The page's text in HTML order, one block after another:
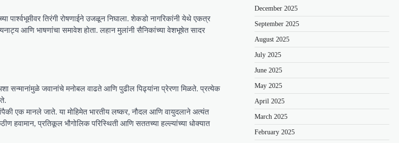
पार्श्वभूमीवर तिरंगी रोषणाईने उजळून निघाला. शेकडो नागरिकांनी येथे एकत्र
आणि भाषणांचा समावेश होता. लहान मुलांनी सैनिकांच्या वेशभूषेत सादर
सन्मानांमुळे जवानांचे मनोबल वाढते आणि पुढील पिढ्यांना प्रेरणा मिळते. प्रत्येक
एक मानले जाते. या मोहिमेत भारतीय लष्कर, नौदल आणि वायुदलाने अत्यंत
हवामान, प्रतिकूल भौगोलिक परिस्थिती आणि सततच्या हल्ल्यांच्या धोक्यात
December 2025
September 2025
August 2025
July 2025
June 2025
May 2025
April 2025
March 2025
February 2025